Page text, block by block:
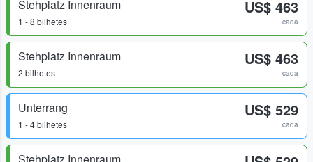
Stehplatz Innenraum
1 - 8 bilhetes
US$ 463
cada
Stehplatz Innenraum
2 bilhetes
US$ 463
cada
Unterrang
1 - 4 bilhetes
US$ 529
cada